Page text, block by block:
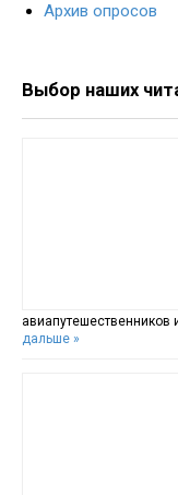
Архив опросов
Выбор наших
авиапутешественников
дальше »